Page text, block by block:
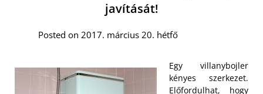
javítását!
Posted on 2017. március 20. hétfő
Egy villanybojler
kényes szerkezet.
Előfordulhat, hogy